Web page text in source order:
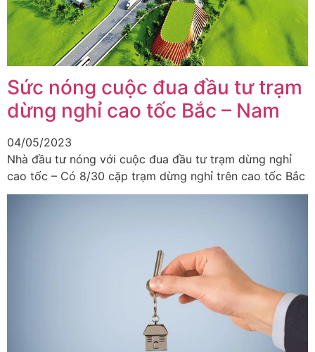
Sức nóng cuộc đua đầu tư trạm
dừng nghỉ cao tốc Bắc – Nam
04/05/2023
Nhà đầu tư nóng với cuộc đua đầu tư trạm dừng nghỉ
cao tốc – Có 8/30 cặp trạm dừng nghỉ trên cao tốc Bắc